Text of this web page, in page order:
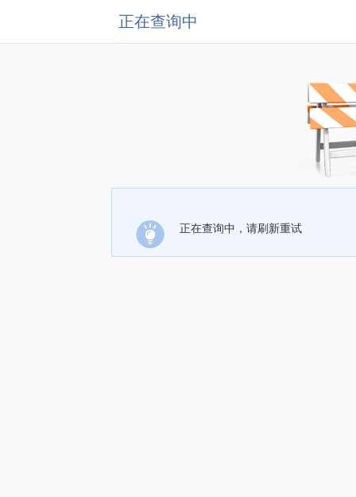
正在查询中
正在查询中，请刷新重试